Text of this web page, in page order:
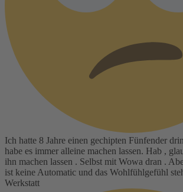
Ich hatte 8 Jahre einen gechipten Fünfender
habe es immer alleine machen lassen. Hab ,
ihn machen lassen . Selbst mit Wowa dran .
ist keine Automatic und das Wohlfühlgefühl
Werkstatt